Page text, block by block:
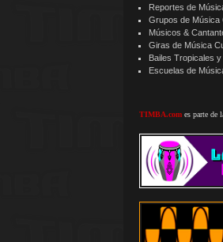
Reportes de
Grupos de Música
Músicos &
Giras de Música
Bailes Tropicales
Escuelas de
TIMBA.comes parte de